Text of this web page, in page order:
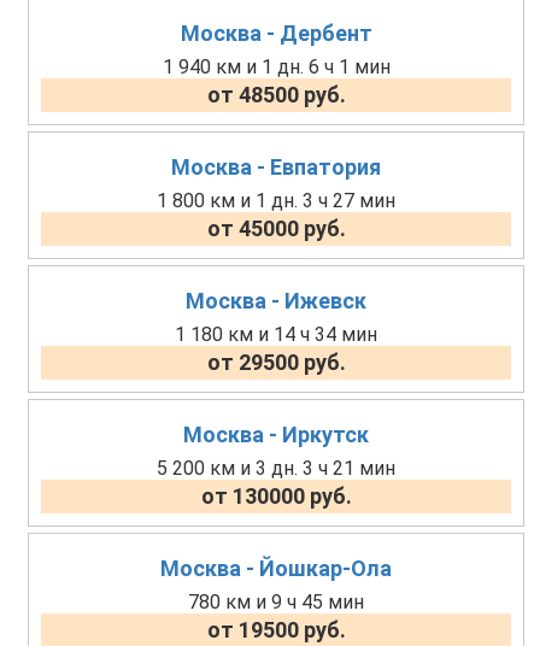
Москва - Дербент
1 940 км и 1 дн. 6 ч 1 мин
от 48500 руб.
Москва - Евпатория
1 800 км и 1 дн. 3 ч 27 мин
от 45000 руб.
Москва - Ижевск
1 180 км и 14 ч 34 мин
от 29500 руб.
Москва - Иркутск
5 200 км и 3 дн. 3 ч 21 мин
от 130000 руб.
Москва - Йошкар-Ола
780 км и 9 ч 45 мин
от 19500 руб.